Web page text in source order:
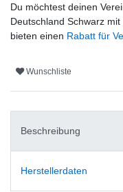
Du möchtest deinen
Deutschland Schwarz
bieten einen Rabatt für
Wunschliste
Beschreibung
Herstellerdaten